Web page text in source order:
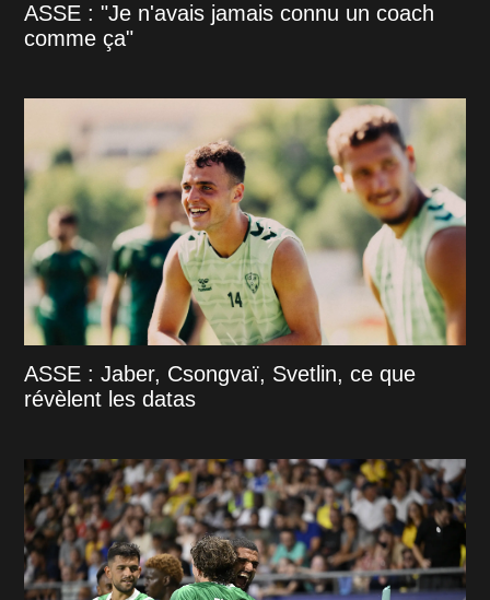
ASSE : "Je n'avais jamais connu un coach
comme ça"
ASSE : Jaber, Csongvaï, Svetlin, ce que
révèlent les datas